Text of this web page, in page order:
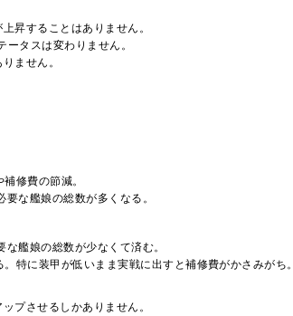
昇することはありません。
タスは変わりません。
ません。
修費の節減。
な艦娘の総数が多くなる。
艦娘の総数が少なくて済む。
特に装甲が低いまま実戦に出すと補修費がかさみがち。
プさせるしかありません。